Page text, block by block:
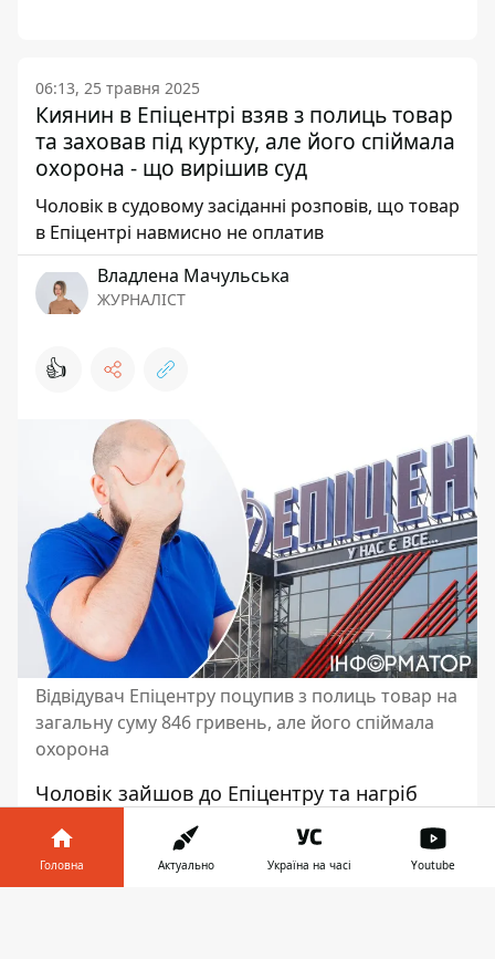
06:13, 25 травня 2025
Киянин в Епіцентрі взяв з полиць товар
та заховав під куртку, але його спіймала
охорона - що вирішив суд
Чоловік в судовому засіданні розповів, що товар
в Епіцентрі навмисно не оплатив
Владлена Мачульська
ЖУРНАЛІСТ
👍
Відвідувач Епіцентру поцупив з полиць товар на
загальну суму 846 гривень, але його спіймала
охорона
Чоловік зайшов до Епіцентру та нагріб
товару на загальну суму 846 гривень. Він
намагався вийти з гіпермаркету
його затримала охорона. Про це йдеться у
Головна Актуально Україна на часі Youtube